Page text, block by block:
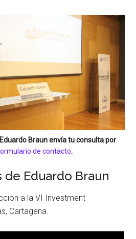
Eduardo Braunenvía tu consulta por
de contacto.
de Eduardo Braun
a la VI Investment
Cartagena.